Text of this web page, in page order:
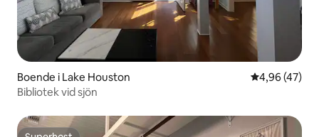
Boende i Lake Houston 4,96 av 5 i
4,96 (47)
Bibliotek vid sjön